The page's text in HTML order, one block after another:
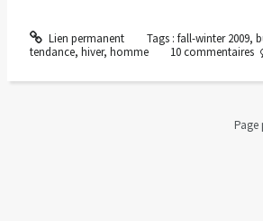
Lien permanent Tags : fall-winter 2009,
tendance, hiver, homme 10commentaires
Page